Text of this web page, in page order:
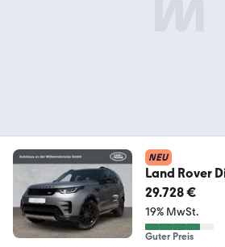
NEU
Land Rover
Landmark
29.728 €
19% MwSt.
Guter Preis